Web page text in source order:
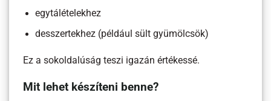
egytálételekhez
desszertekhez (például sült gyümölcsök)
Ez a sokoldalúság teszi igazán értékessé.
Mit lehet készíteni benne?